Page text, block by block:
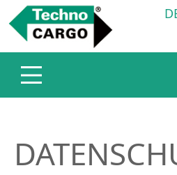
Empresa
Technocargo Alemania
Servicios
Logística de transporte